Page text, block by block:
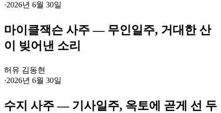
·2026년 6월 30일
마이클잭슨 사주 — 무인일주, 거대한 산
이 빚어낸 소리
허유 김동현
·2026년 6월 30일
수지 사주 — 기사일주, 옥토에 곧게 선 두